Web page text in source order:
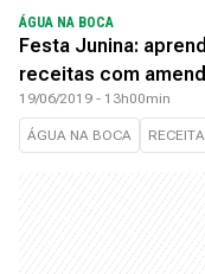
ÁGUA NA BOCA
Festa Junina:
receitas com
19/06/2019 - 13h00min
ÁGUA NA BOCA